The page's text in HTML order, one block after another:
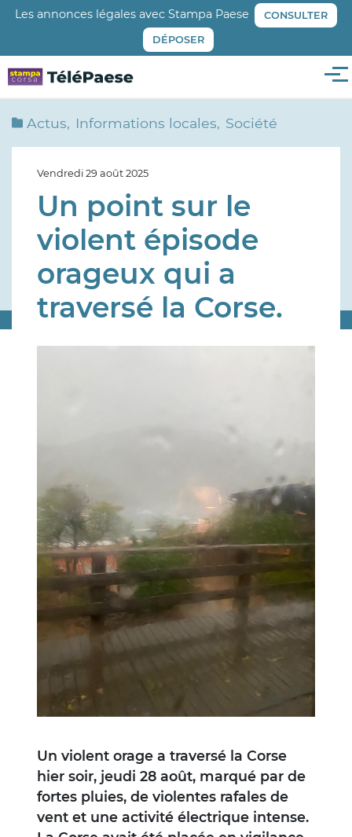
Aller
principal
Les annonces légales avec Stampa Paese CONSULTER
DÉPOSER
Actus Informations locales Société
Vendredi 29 août 2025
Un point sur le
violent épisode
orageux qui a
traversé la Corse.
Un violent orage a traversé la Corse
hier soir, jeudi 28 août, marqué par de
fortes pluies, de violentes rafales de
vent et une activité électrique intense.